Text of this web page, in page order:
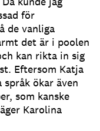
för
de vanliga
det är i poolen
kan rikta in sig
Eftersom Katja
språk ökar även
som kanske
Karolina